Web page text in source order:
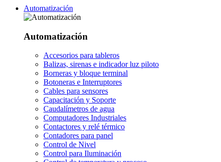
Automatización
Automatización
Accesorios para tableros
Balizas, sirenas e indicador luz piloto
Borneras y bloque terminal
Botoneras e Interruptores
Cables para sensores
Capacitación y Soporte
Caudalímetros de agua
Computadores Industriales
Contactores y relé térmico
Contadores para panel
Control de Nivel
Control para Iluminación